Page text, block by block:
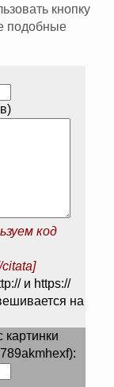
кнопку
подобные
код
и https://
на
картинки